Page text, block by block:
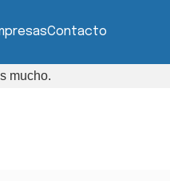
Contacto
mucho.